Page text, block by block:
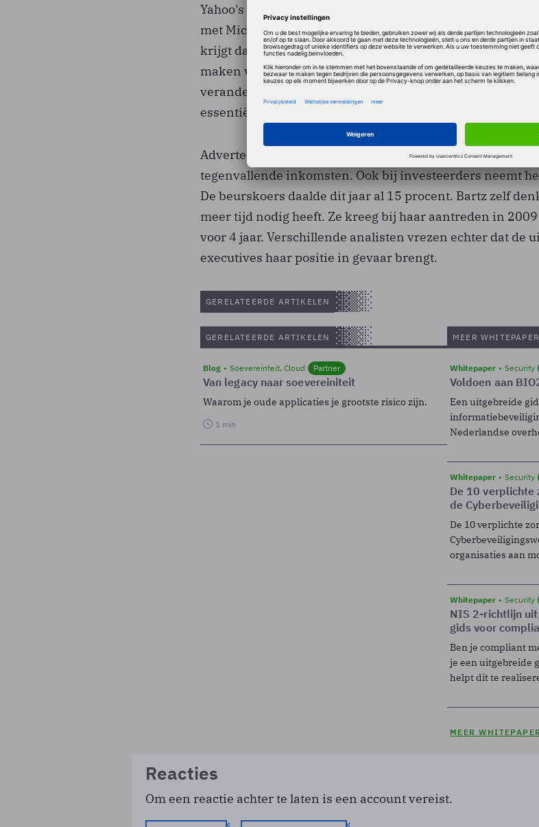
Yahoo's eigen zoekmachine opgegeven en is een
met Microsoft voor het gebruik van diens Bing
krijgt daarmee mogelijkheden zich volledig te richten op
maken van de overige onderdelen van de website. In die
veranderingsstrategie van Bartz spelen de drie
essentiële rol.
Adverteerders lijken niet overtuigd van Bartz' strategie.
tegenvallende inkomsten. Ook bij investeerders neemt
De beurskoers daalde dit jaar al 15 procent. Bartz zelf
meer tijd nodig heeft. Ze kreeg bij haar aantreden in
voor 4 jaar. Verschillende analisten vrezen echter dat de
executives haar positie in gevaar brengt.
GERELATEERDE ARTIKELEN
GERELATEERDE ARTIKELEN
Blog Soevereinteit, Cloud Partner
Van legacy naar soevereiniteit
Waarom je oude applicaties je grootste risico zijn.
1 min
MEER
Whitepaper Security
Voldoen aan
Een uitgebreide
Nederlandse
Whitepaper Security
De 10 verplichte
de
De 10 verplichte
organisaties aan
Whitepaper Security
NIS 2-richtlijn
gids voor
Ben je compliant
je een uitgebreide
helpt dit te
MEER
Reacties
Om een reactie achter te laten is een account vereist.